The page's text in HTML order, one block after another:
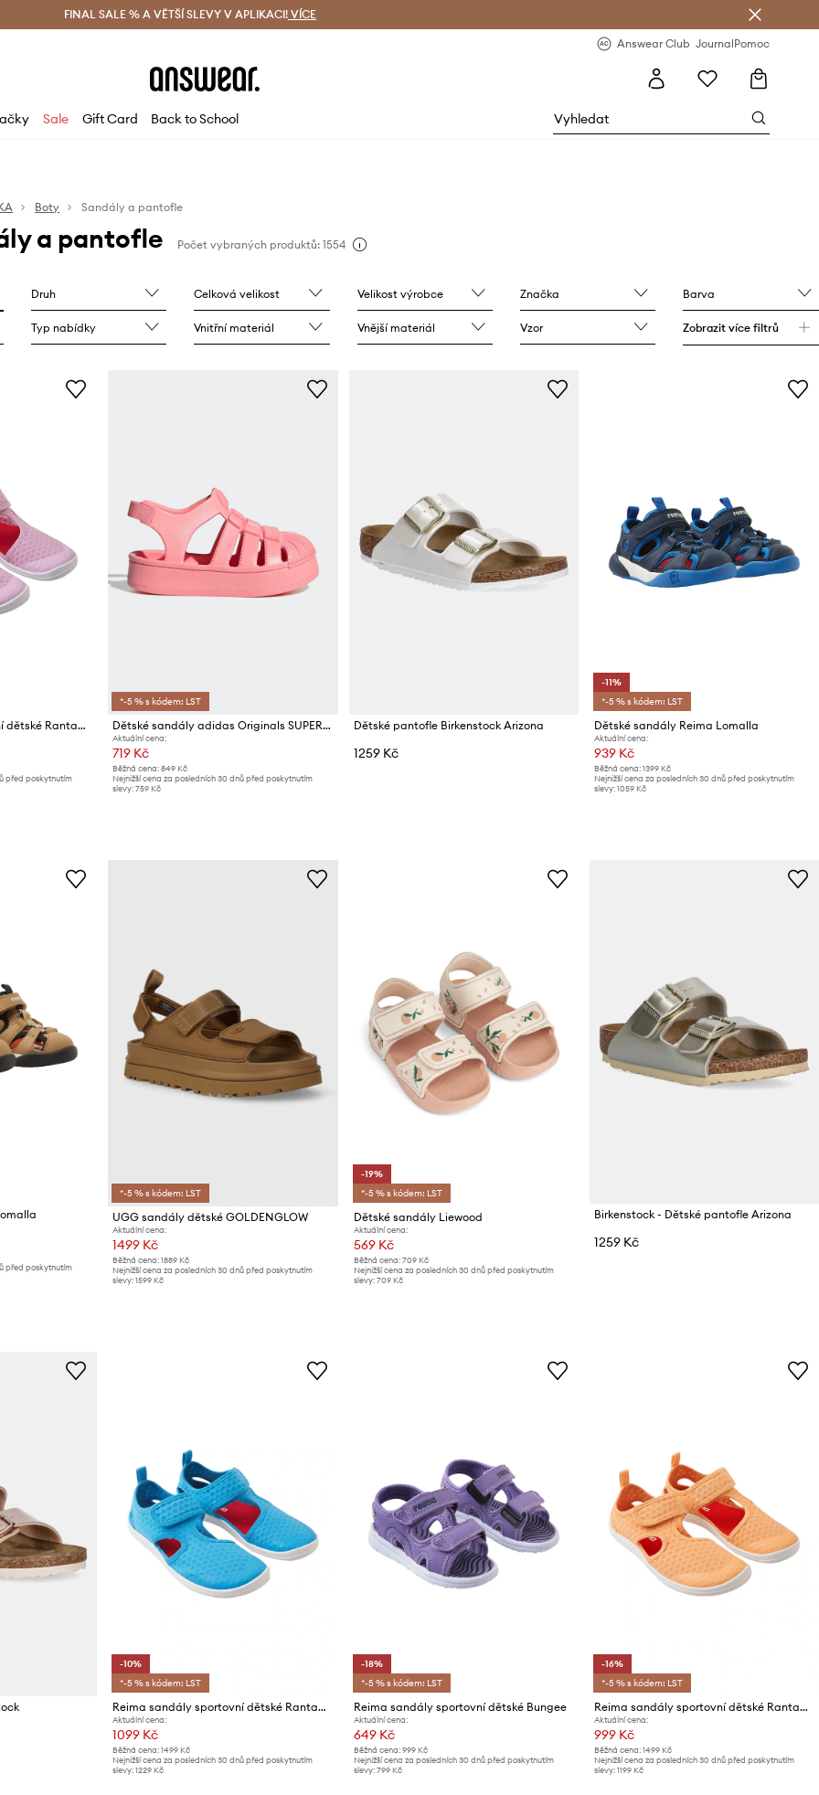
zdarma (od 1800 Kč) Doručení i do 24 h
FINAL SALE % A VĚTŠÍ SLEVY V APLIKACI! VÍCE
Answear Club JournalPomoc
Sale Gift Card Back to School
Boty Sandály a pantofle
a pantofle Počet vybraných produktů: 1554
Druh Celková velikost Velikost výrobce Značka Barva
Typ nabídky Vnitřní materiál Vnější materiál Vzor Zobrazit více filtrů
Reima sandály sportovní dětské Rantaan
před poskytnutím
*-5 % s kódem: LST
Dětské sandály adidas Originals SUPERSTAR SANDAL
Aktuální cena:
719 Kč
Běžná cena: 849 Kč
Nejnižší cena za posledních 30 dnů před poskytnutím
slevy: 759 Kč
Dětské pantofle Birkenstock Arizona
1259 Kč
-11%
*-5 % s kódem: LST
Dětské sandály Reima Lomalla
Aktuální cena:
939 Kč
Běžná cena: 1399 Kč
Nejnižší cena za posledních 30 dnů před poskytnutím
slevy: 1059 Kč
před poskytnutím
*-5 % s kódem: LST
UGG sandály dětské GOLDENGLOW
Aktuální cena:
1499 Kč
Běžná cena: 1889 Kč
Nejnižší cena za posledních 30 dnů před poskytnutím
slevy: 1599 Kč
-19%
*-5 % s kódem: LST
Dětské sandály Liewood
Aktuální cena:
569 Kč
Běžná cena: 709 Kč
Nejnižší cena za posledních 30 dnů před poskytnutím
slevy: 709 Kč
Birkenstock - Dětské pantofle Arizona
1259 Kč
-10%
*-5 % s kódem: LST
Reima sandály sportovní dětské Rantaan
Aktuální cena:
1099 Kč
Běžná cena: 1499 Kč
Nejnižší cena za posledních 30 dnů před poskytnutím
slevy: 1229 Kč
-18%
*-5 % s kódem: LST
Reima sandály sportovní dětské Bungee
Aktuální cena:
649 Kč
Běžná cena: 999 Kč
Nejnižší cena za posledních 30 dnů před poskytnutím
slevy: 799 Kč
-16%
*-5 % s kódem: LST
Reima sandály sportovní dětské Rantaan
Aktuální cena:
999 Kč
Běžná cena: 1499 Kč
Nejnižší cena za posledních 30 dnů před poskytnutím
slevy: 1199 Kč